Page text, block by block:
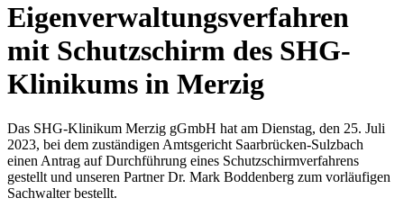
Eigenverwaltungsverfahren
mit Schutzschirm des SHG-
Klinikums in Merzig
Das SHG-Klinikum Merzig gGmbH hat am Dienstag, den 25. Juli
2023, bei dem zuständigen Amtsgericht Saarbrücken-Sulzbach
einen Antrag auf Durchführung eines Schutzschirmverfahrens
gestellt und unseren Partner Dr. Mark Boddenberg zum vorläufigen
Sachwalter bestellt.